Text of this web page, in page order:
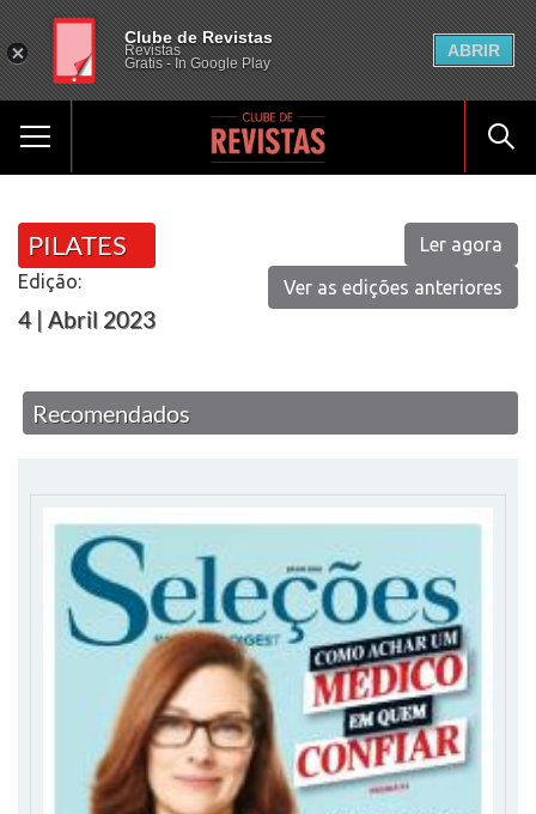
PILATES
Edição:
4 | Abril 2023
Ler agora
Ver as edições anteriores
Recomendados
Clube de Revistas
Revistas
Gratis - In Google Play
ABRIR